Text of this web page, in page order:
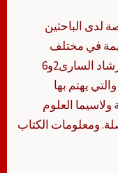
أهمية خاصة لدى الباحثين
في مختلف
المجالات الأكاديمية حيث يدخل كتاب ارشاد السارى2و6
يهتم بها
العلوم
ومعلومات الكتاب